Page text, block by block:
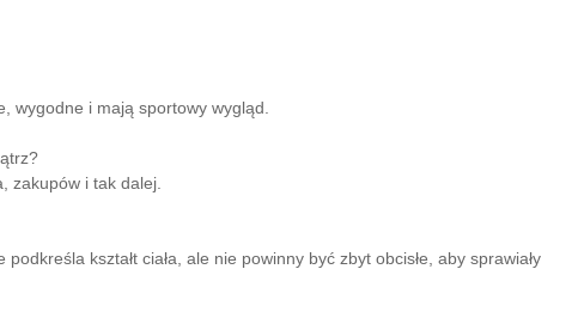
wygodne i mają sportowy wygląd.
zakupów i tak dalej.
kształt ciała, ale nie powinny być zbyt obcisłe, aby sprawiały